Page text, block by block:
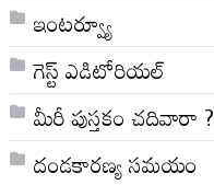
ఇంటర్వ్యూ
గెస్ట్ ఎడిటోరియల్
మీరీ పుస్తకం చదివారా ?
దండకారణ్య సమయం